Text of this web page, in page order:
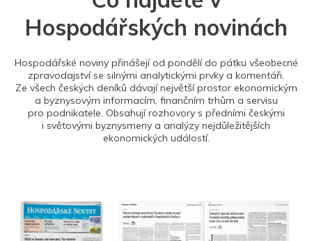
Hospodářských novinách
Hospodářské noviny přinášejí od pondělí do pátku všeobecné
zpravodajství se silnými analytickými prvky a komentáři.
Ze všech českých deníků dávají největší prostor ekonomickým
a byznysovým informacím, finančním trhům a servisu
pro podnikatele. Obsahují rozhovory s předními českými
i světovými byznysmeny a analýzy nejdůležitějších
ekonomických událostí.